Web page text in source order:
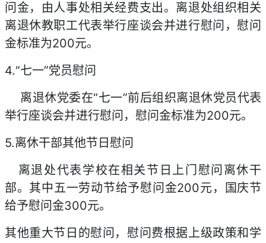
问金，由人事处相关经费支出。离退处组织相关
离退休教职工代表举行座谈会并进行慰问，慰问
金标准为200元。
4.“七一”党员慰问
离退休党委在“七一”前后组织离退休党员代表
举行座谈会并进行慰问，慰问金标准为200元。
5.离休干部其他节日慰问
离退处代表学校在相关节日上门慰问离休干
部。其中五一劳动节给予慰问金200元，国庆节
给予慰问金300元。
其他重大节日的慰问，慰问费根据上级政策和学